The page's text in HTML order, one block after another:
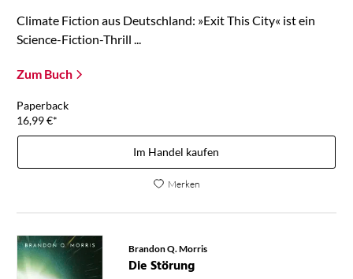
Climate Fiction aus Deutschland: »Exit This City« ist ein
Science-Fiction-Thrill ...
Zum Buch
Paperback
16,99€*
Im Handel kaufen
Merken
Brandon Q. Morris
Die Störung